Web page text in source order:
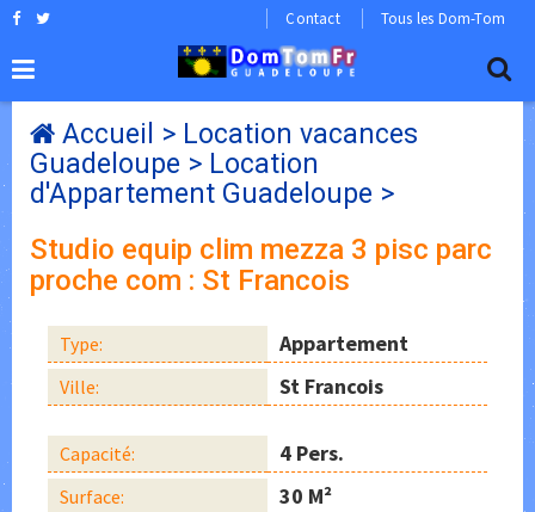
Contact Tous les Dom-Tom
Accueil > Location vacances
Guadeloupe > Location
d'Appartement Guadeloupe >
Studio equip clim mezza 3 pisc parc
proche com : St Francois
Type: Appartement
Ville: St Francois
Capacité: 4 Pers.
Surface: 30 M²